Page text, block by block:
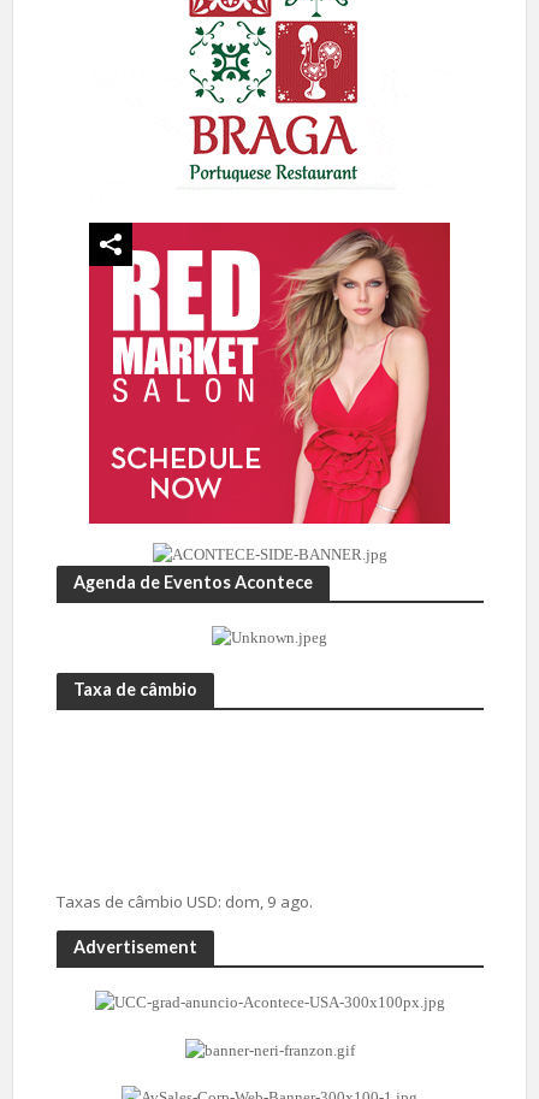
Agenda de Eventos Acontece
Taxa de câmbio
Taxas de câmbio USD: dom, 9 ago.
Advertisement